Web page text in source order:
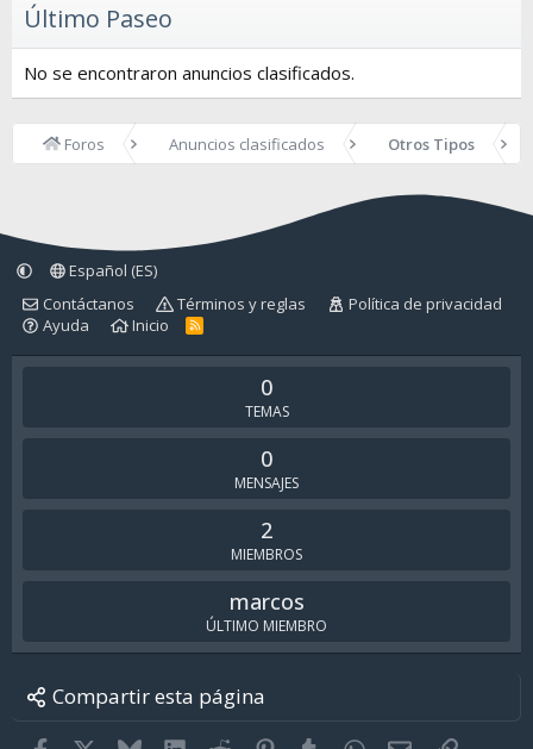
Último Paseo
No se encontraron anuncios clasificados.
Foros Anuncios clasificados Otros Tipos
Español (ES)
Contáctanos
Términos y reglas
Política de privacidad
Ayuda
Inicio
R
S
0
TEMAS
0
MENSAJES
2
MIEMBROS
marcos
ÚLTIMO MIEMBRO
Compartir esta página